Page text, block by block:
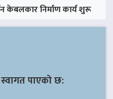
केबलकार निर्माण कार्य शुरू
पाएको छ: